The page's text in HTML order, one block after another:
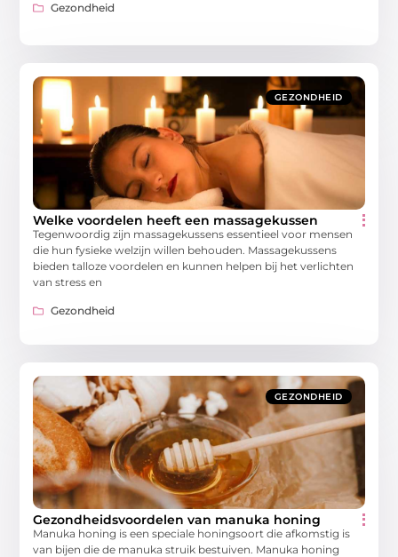
Gezondheid
GEZONDHEID
Welke voordelen heeft een massagekussen
Tegenwoordig zijn massagekussens essentieel voor mensen
die hun fysieke welzijn willen behouden. Massagekussens
bieden talloze voordelen en kunnen helpen bij het verlichten
van stress en
Gezondheid
GEZONDHEID
Gezondheidsvoordelen van manuka honing
Manuka honing is een speciale honingsoort die afkomstig is
van bijen die de manuka struik bestuiven. Manuka honing